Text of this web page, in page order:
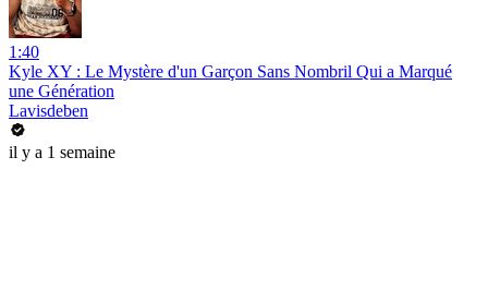
1:40
Kyle XY : Le Mystère d'un Garçon Sans Nombril Qui a Marqué
une Génération
Lavisdeben
il y a 1 semaine